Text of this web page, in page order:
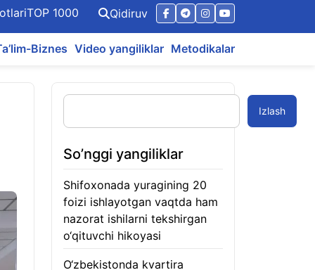
TOP 1000 Qidiruv
Biznes Video yangiliklar Metodikalar
Izlash
So’nggi yangiliklar
Shifoxonada yuragining 20
foizi ishlayotgan vaqtda ham
nazorat ishilarni tekshirgan
o‘qituvchi hikoyasi
O‘zbekistonda kvartira